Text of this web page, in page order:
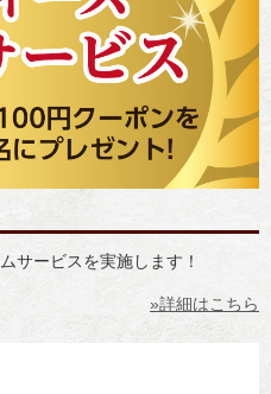
サービスを実施します！
»詳細はこちら